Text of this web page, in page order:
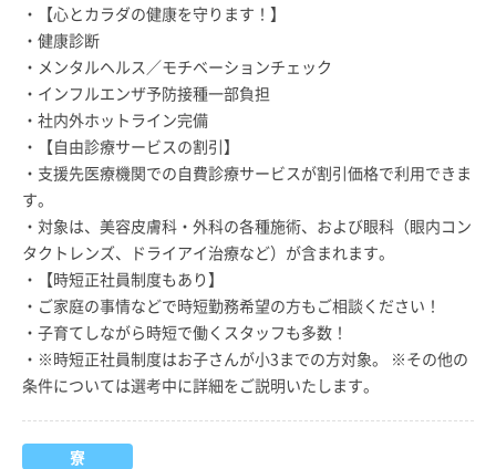
・【心とカラダの健康を守ります！】
・健康診断
・メンタルヘルス／モチベーションチェック
・インフルエンザ予防接種一部負担
・社内外ホットライン完備
・【自由診療サービスの割引】
・支援先医療機関での自費診療サービスが割引価格で利用できま
す。
・対象は、美容皮膚科・外科の各種施術、および眼科（眼内コン
タクトレンズ、ドライアイ治療など）が含まれます。
・【時短正社員制度もあり】
・ご家庭の事情などで時短勤務希望の方もご相談ください！
・子育てしながら時短で働くスタッフも多数！
・※時短正社員制度はお子さんが小3までの方対象。 ※その他の
条件については選考中に詳細をご説明いたします。
寮